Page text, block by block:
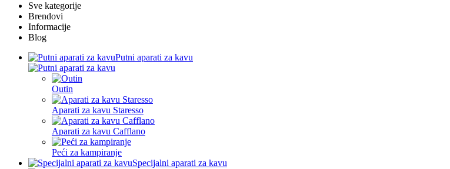
Sve kategorije
Brendovi
Informacije
Blog
Putni aparati za kavu
Outin
Aparati za kavu Staresso
Aparati za kavu Cafflano
Peći za kampiranje
Specijalni aparati za kavu